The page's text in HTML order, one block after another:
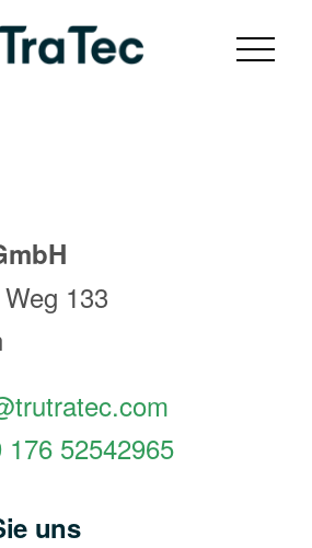
133
176 52542965
uns